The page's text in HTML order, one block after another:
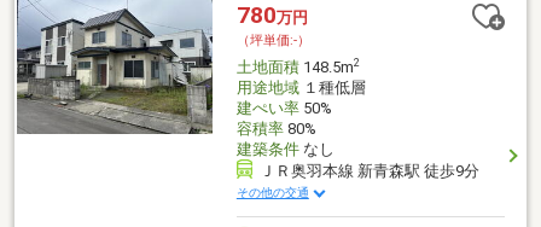
780万円
（坪単価:-）
土地面積148.5m2
用途地域１種低層
建ぺい率50%
容積率80%
建築条件なし
ＪＲ奥羽本線 新青森駅 徒歩9分
その他の交通